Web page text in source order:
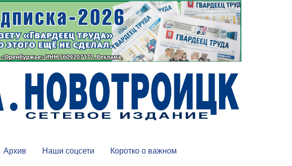
Архив Наши соцсети Коротко о важном